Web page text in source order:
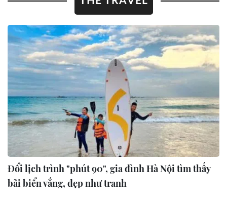
Đổi lịch trình "phút 90", gia đình Hà Nội tìm thấy
bãi biển vắng, đẹp như tranh